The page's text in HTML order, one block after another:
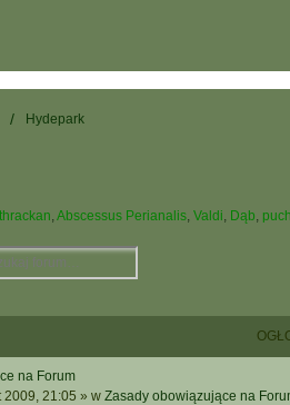
Hydepark
thrackan, Abscessus Perianalis, Valdi, Dąb,
na Forum
2009, 21:05 » w Zasady obowiązujące na